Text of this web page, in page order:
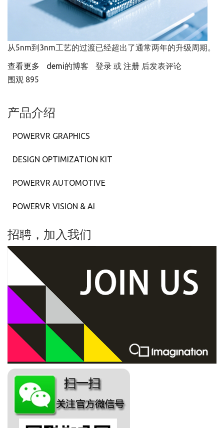
从5nm到3nm工艺的过渡已经超出了通常两年的升级周期。
查看更多 about 2025年手机芯片，可能不会采用2nm技术
demi的博客 登录 或 注册 后发表评论
围观 895
产品介绍
POWERVR GRAPHICS
DESIGN OPTIMIZATION KIT
POWERVR AUTOMOTIVE
POWERVR VISION & AI
招聘，加入我们